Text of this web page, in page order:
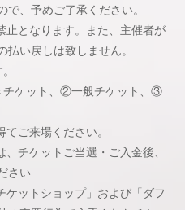
、予めご了承ください。
となります。また、主催者が
い戻しは致しません。
ケット、②一般チケット、③
ご来場ください。
チケットご当選・ご⼊⾦後、
さい
ットショップ」および「ダフ